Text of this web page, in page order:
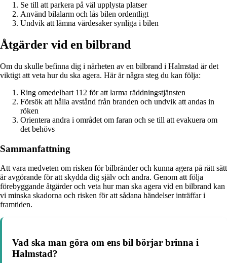
Se till att parkera på väl upplysta platser
Använd bilalarm och lås bilen ordentligt
Undvik att lämna värdesaker synliga i bilen
Åtgärder vid en bilbrand
Om du skulle befinna dig i närheten av en bilbrand i Halmstad är det
viktigt att veta hur du ska agera. Här är några steg du kan följa:
Ring omedelbart 112 för att larma räddningstjänsten
Försök att hålla avstånd från branden och undvik att andas in
röken
Orientera andra i området om faran och se till att evakuera om
det behövs
Sammanfattning
Att vara medveten om risken för bilbränder och kunna agera på rätt sätt
är avgörande för att skydda dig själv och andra. Genom att följa
förebyggande åtgärder och veta hur man ska agera vid en bilbrand kan
vi minska skadorna och risken för att sådana händelser inträffar i
framtiden.
Vad ska man göra om ens bil börjar brinna i
Halmstad?